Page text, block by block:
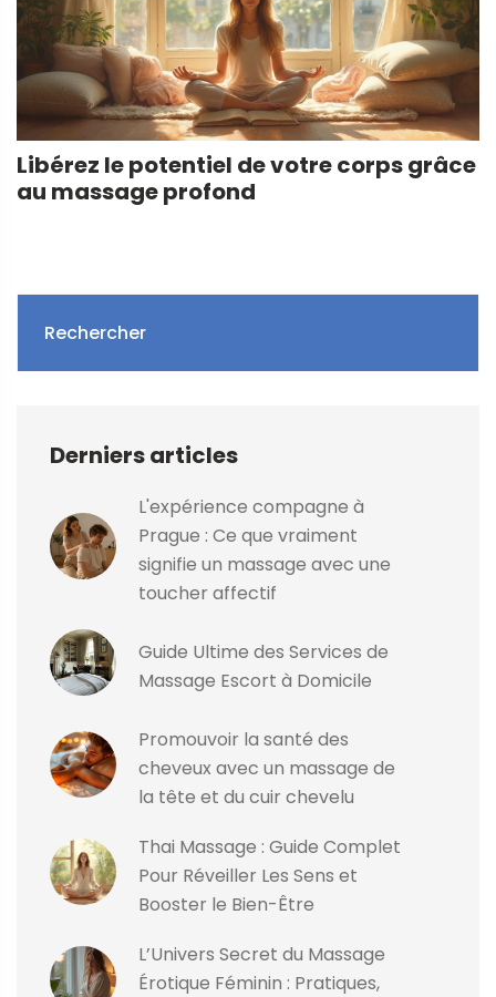
Libérez le potentiel de votre corps grâce
au massage profond
Rechercher
Derniers articles
L'expérience compagne à
Prague : Ce que vraiment
signifie un massage avec une
toucher affectif
Guide Ultime des Services de
Massage Escort à Domicile
Promouvoir la santé des
cheveux avec un massage de
la tête et du cuir chevelu
Thai Massage : Guide Complet
Pour Réveiller Les Sens et
Booster le Bien-Être
L’Univers Secret du Massage
Érotique Féminin : Pratiques,